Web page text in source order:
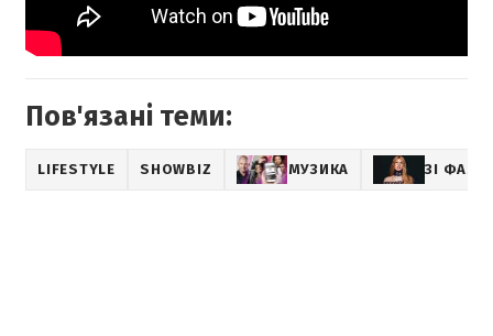
Пов'язані теми:
LIFESTYLE SHOWBIZ МУЗИКА ЗІ